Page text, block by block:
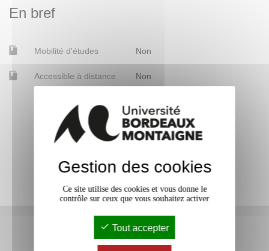
En bref
Mobilité d'études Non
Accessible à distance Non
Gestion des cookies
Ce site utilise des cookies et vous donne le
contrôle sur ceux que vous souhaitez activer
Tout accepter